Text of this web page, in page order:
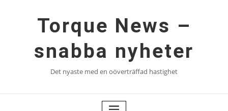
Torque News –
snabba nyheter
Det nyaste med en oöverträffad hastighet